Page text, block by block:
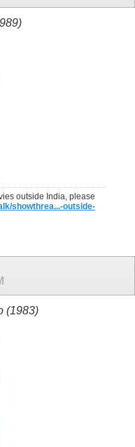
outside India, please
showthrea...-outside-
(1983)